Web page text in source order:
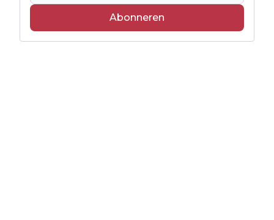
Abonneren